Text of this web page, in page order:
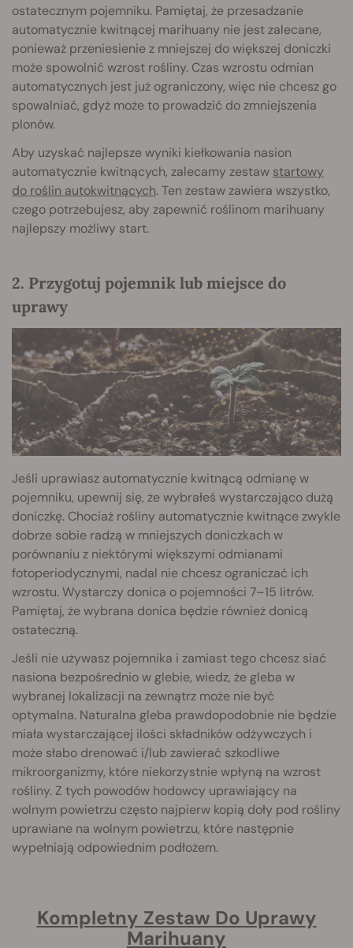
ostatecznym pojemniku. Pamiętaj, że przesadzanie
automatycznie kwitnącej marihuany nie jest zalecane,
ponieważ przeniesienie z mniejszej do większej doniczki
może spowolnić wzrost rośliny. Czas wzrostu odmian
automatycznych jest już ograniczony, więc nie chcesz go
spowalniać, gdyż może to prowadzić do zmniejszenia
plonów.
Aby uzyskać najlepsze wyniki kiełkowania nasion
automatycznie kwitnących, zalecamy zestaw startowy
do roślin autokwitnących. Ten zestaw zawiera wszystko,
czego potrzebujesz, aby zapewnić roślinom marihuany
najlepszy możliwy start.
2. Przygotuj pojemnik lub miejsce do
uprawy
Jeśli uprawiasz automatycznie kwitnącą odmianę w
pojemniku, upewnij się, że wybrałeś wystarczająco dużą
doniczkę. Chociaż rośliny automatycznie kwitnące zwykle
dobrze sobie radzą w mniejszych doniczkach w
porównaniu z niektórymi większymi odmianami
fotoperiodycznymi, nadal nie chcesz ograniczać ich
wzrostu. Wystarczy donica o pojemności 7–15 litrów.
Pamiętaj, że wybrana donica będzie również donicą
ostateczną.
Jeśli nie używasz pojemnika i zamiast tego chcesz siać
nasiona bezpośrednio w glebie, wiedz, że gleba w
wybranej lokalizacji na zewnątrz może nie być
optymalna. Naturalna gleba prawdopodobnie nie będzie
miała wystarczającej ilości składników odżywczych i
może słabo drenować i/lub zawierać szkodliwe
mikroorganizmy, które niekorzystnie wpłyną na wzrost
rośliny. Z tych powodów hodowcy uprawiający na
wolnym powietrzu często najpierw kopią doły pod rośliny
uprawiane na wolnym powietrzu, które następnie
wypełniają odpowiednim podłożem.
Kompletny Zestaw Do Uprawy
Marihuany